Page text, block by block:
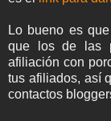
Lo bueno es
que los de las
afiliación con
tus afiliados, así
contactos